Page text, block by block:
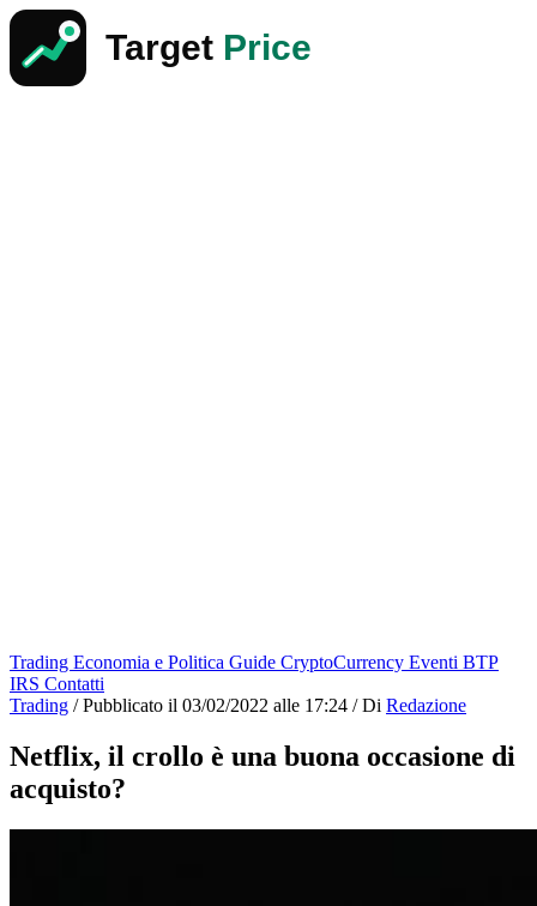
Trading Economia e Politica Guide CryptoCurrency Eventi BTP
IRS Contatti
Trading / Pubblicato il 03/02/2022 alle 17:24 / Di Redazione
Netflix, il crollo è una buona occasione di
acquisto?